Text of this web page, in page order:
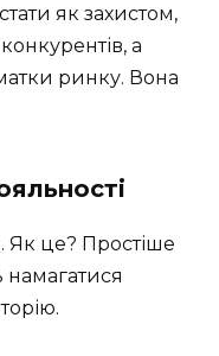
як захистом,
а
ринку. Вона
Як це? Простіше